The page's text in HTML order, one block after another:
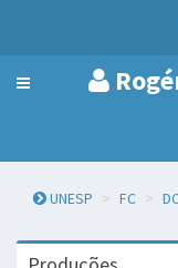
Menu
UNESP FC